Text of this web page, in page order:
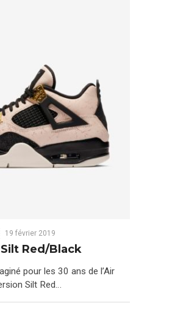
19 février 2019
Red/Black
pour les 30 ans de l’Air
Silt Red…